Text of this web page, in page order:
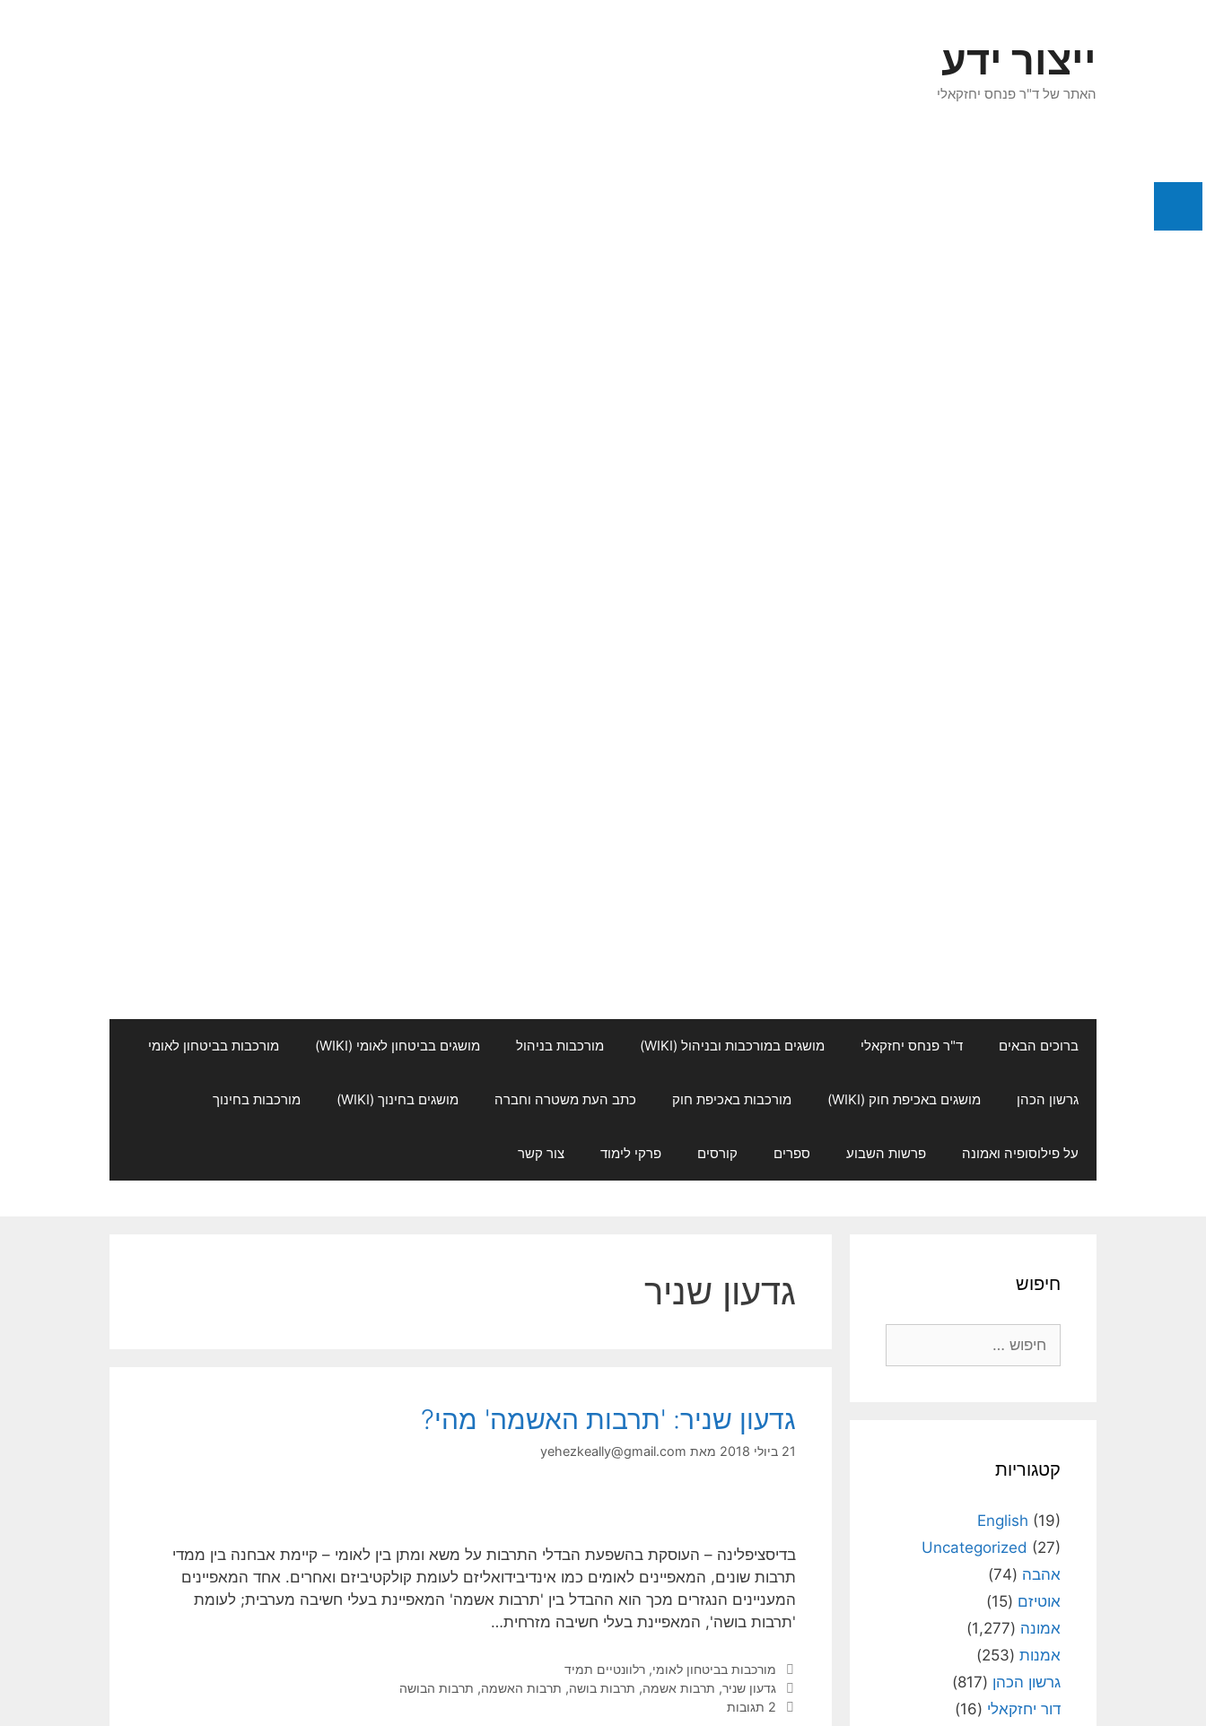
ייצור ידע
האתר של ד"ר פנחס יחזקאלי
ברוכים הבאים ד"ר פנחס יחזקאלי מושגים במורכבות ובניהול (WIKI) מורכבות בניהול מושגים בביטחון לאומי (WIKI) מורכבות בביטחון לאומי
גרשון הכהן מושגים באכיפת חוק (WIKI) מורכבות באכיפת חוק כתב העת משטרה וחברה מושגים בחינוך (WIKI) מורכבות בחינוך
על פילוסופיה ואמונה פרשות השבוע ספרים קורסים פרקי לימוד צור קשר
גדעון שניר
גדעון שניר: 'תרבות האשמה' מהי?
21 ביולי 2018 מאת yehezkeally@gmail.com
בדיסציפלינה – העוסקת בהשפעת הבדלי התרבות על משא ומתן בין לאומי – קיימת אבחנה בין ממדי
תרבות שונים, המאפיינים לאומים כמו אינדיבידואליזם לעומת קולקטיביזם ואחרים. אחד המאפיינים
המעניינים הנגזרים מכך הוא ההבדל בין 'תרבות אשמה' המאפיינת בעלי חשיבה מערבית; לעומת
'תרבות בושה', המאפיינת בעלי חשיבה מזרחית…
קטגוריות
מורכבות בביטחון לאומי, רלוונטיים תמיד
תגיות
גדעון שניר, תרבות אשמה, תרבות בושה, תרבות האשמה, תרבות הבושה
2 תגובות
חיפוש
קטגוריות
English (19)
Uncategorized (27)
אהבה (74)
אוטיזם (15)
אמונה (1,277)
אמנות (253)
גרשון הכהן (817)
דור יחזקאלי (16)